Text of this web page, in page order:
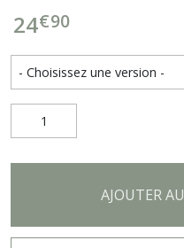
24€90
AJOUTER